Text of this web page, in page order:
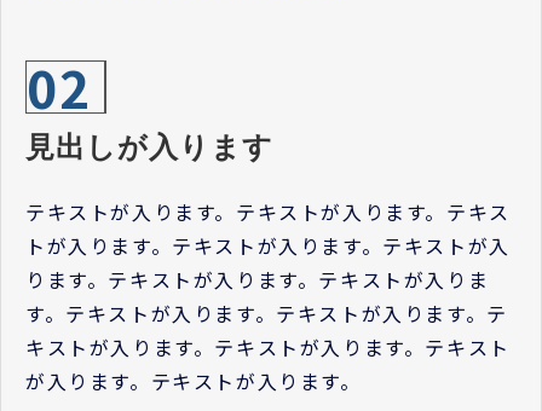
02
見出しが入ります
テキストが入ります。テキストが入ります。テキス
トが入ります。テキストが入ります。テキストが入
ります。テキストが入ります。テキストが入りま
す。テキストが入ります。テキストが入ります。テ
キストが入ります。テキストが入ります。テキスト
が入ります。テキストが入ります。